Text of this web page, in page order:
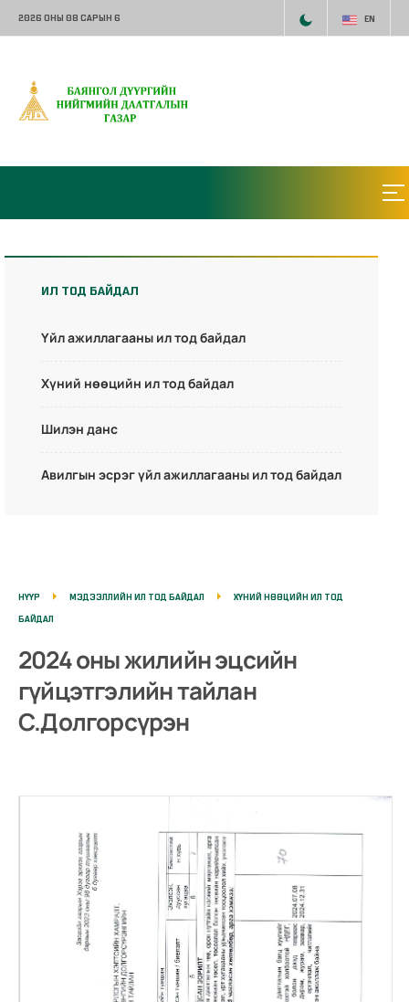
2026 ОНЫ 08 САРЫН 6 EN
ИЛ ТОД БАЙДАЛ
Үйл ажиллагааны ил тод байдал
Хүний нөөцийн ил тод байдал
Шилэн данс
Авилгын эсрэг үйл ажиллагааны ил тод байдал
НҮҮР МЭДЭЭЛЛИЙН ИЛ ТОД БАЙДАЛ
ХҮНИЙ НӨӨЦИЙН ИЛ ТОД
БАЙДАЛ
2024 оны жилийн эцсийн
гүйцэтгэлийн тайлан
C.Долгорсүрэн